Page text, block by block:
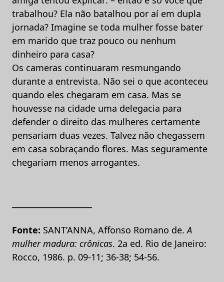
trabalhou? Ela não batalhou por aí em dupla
jornada? Imagine se toda mulher fosse bater
em marido que traz pouco ou nenhum
dinheiro para casa?
Os cameras continuaram resmungando
durante a entrevista. Não sei o que aconteceu
quando eles chegaram em casa. Mas se
houvesse na cidade uma delegacia para
defender o direito das mulheres certamente
pensariam duas vezes. Talvez não chegassem
em casa sobraçando flores. Mas seguramente
chegariam menos arrogantes.
Fonte: SANT’ANNA, Affonso Romano de.A
mulher madura: crônicas. 2a ed. Rio de Janeiro:
Rocco, 1986. p. 09-11; 36-38; 54-56.